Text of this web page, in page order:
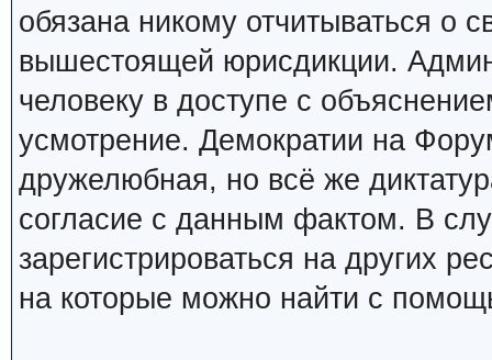
обязана никому отчитываться о
вышестоящей юрисдикции.
человеку в доступе с
усмотрение. Демократии на
дружелюбная, но всё же
согласие с данным фактом. В
зарегистрироваться на других
на которые можно найти с